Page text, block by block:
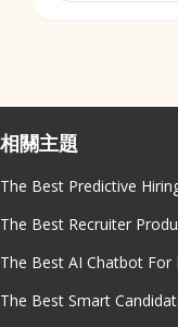
相關主題
The Best Predictive
The Best Recruiter
The Best AI Chatbot For
The Best Smart